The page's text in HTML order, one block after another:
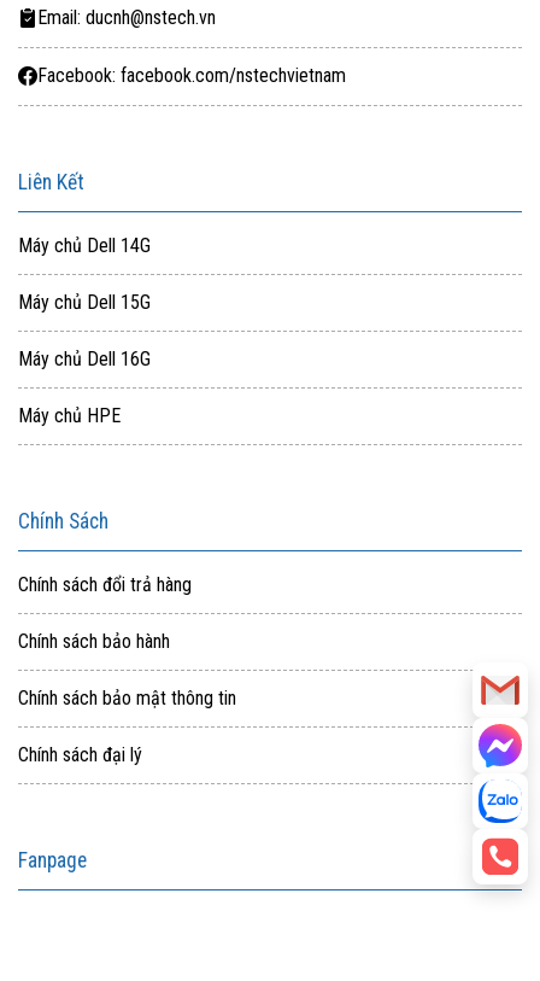
Email: ducnh@nstech.vn
Facebook: facebook.com/nstechvietnam
Liên Kết
Máy chủ Dell 14G
Máy chủ Dell 15G
Máy chủ Dell 16G
Máy chủ HPE
Chính Sách
Chính sách đổi trả hàng
Chính sách bảo hành
Chính sách bảo mật thông tin
Chính sách đại lý
Fanpage